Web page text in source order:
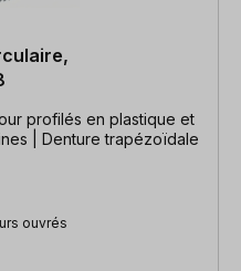
profilés en plastique et
| Denture trapézoïdale
ouvrés